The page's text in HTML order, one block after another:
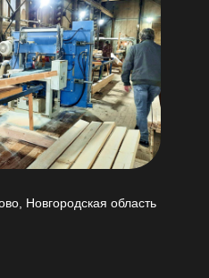
Новгородская область